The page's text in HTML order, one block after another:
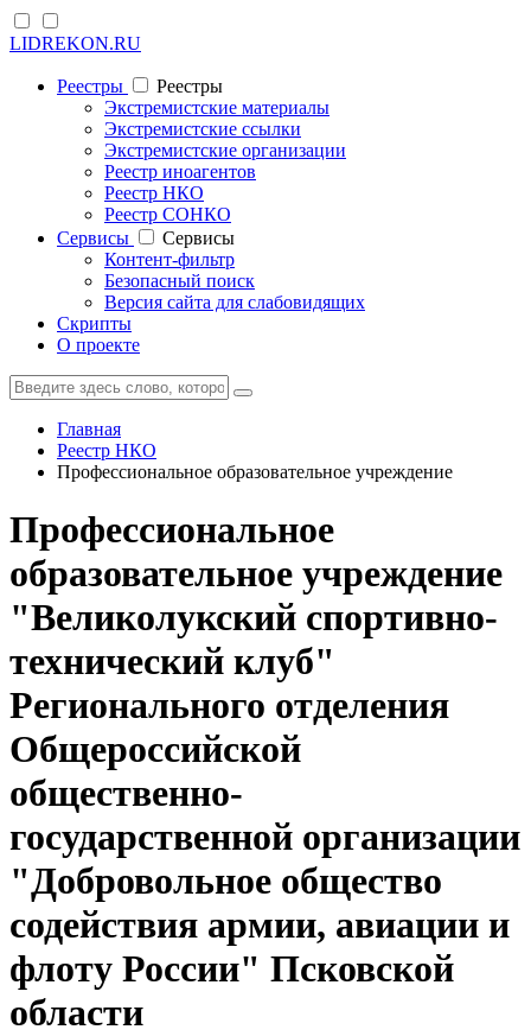
LIDREKON.RU
Реестры
Реестры
Экстремистские материалы
Экстремистские ссылки
Экстремистские организации
Реестр иноагентов
Реестр НКО
Реестр СОНКО
Cервисы
Cервисы
Контент-фильтр
Безопасный поиск
Версия сайта для слабовидящих
Скрипты
О проекте
Главная
Реестр НКО
Профессиональное образовательное учреждение
Профессиональное
образовательное учреждение
"Великолукский спортивно-
технический клуб"
Регионального отделения
Общероссийской
общественно-
государственной организации
"Добровольное общество
содействия армии, авиации и
флоту России" Псковской
области